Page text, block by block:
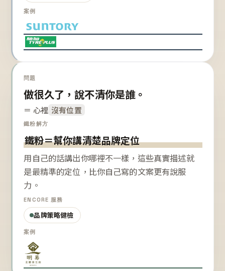
案例
問題
做很久了，說不清你是誰。
＝ 心裡 沒有位置
鐵粉解方
鐵粉＝幫你講清楚品牌定位
用自己的話講出你哪裡不一樣，這些真實描述就
是最精準的定位，比你自己寫的文案更有說服
力。
ENCORE 服務
品牌策略健檢
案例